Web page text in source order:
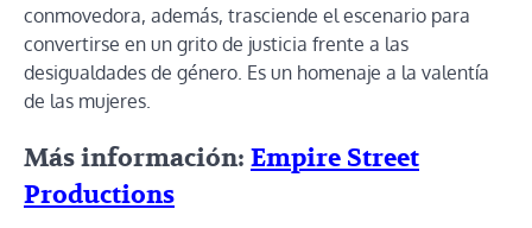
conmovedora, además, trasciende el escenario para
convertirse en un grito de justicia frente a las
desigualdades de género. Es un homenaje a la valentía
de las mujeres.
Más información: Empire Street
Productions